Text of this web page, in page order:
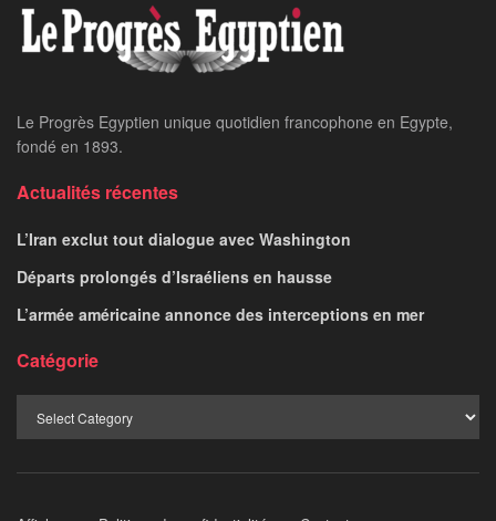
Foot/Euro-2024 :
Ronaldo se met en
jambes avec un doublé